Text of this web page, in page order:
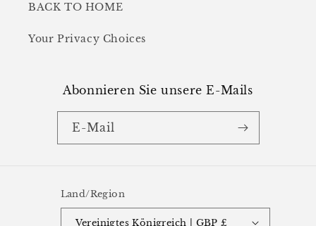
BACK TO HOME
Your Privacy Choices
Abonnieren Sie unsere E-Mails
E-Mail
Land/Region
Vereinigtes Königreich | GBP £